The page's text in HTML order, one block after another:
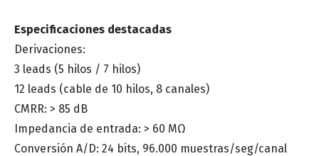
Especificaciones destacadas
Derivaciones:
3 leads (5 hilos / 7 hilos)
12 leads (cable de 10 hilos, 8 canales)
CMRR: > 85 dB
Impedancia de entrada: > 60 MΩ
Conversión A/D: 24 bits, 96.000 muestras/seg/canal